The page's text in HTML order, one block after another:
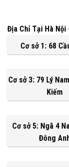
Địa Chỉ Tại Hà Nội
Cơ sở 1: 68
Cơ sở 3: 79 Lý
Kiếm
Cơ sở 5: Ngã 4
Đông